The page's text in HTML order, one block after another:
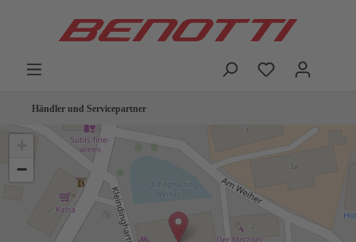
Händler und Servicepartner
−